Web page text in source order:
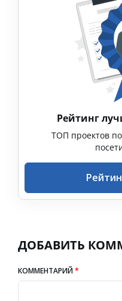
Рейтинг
ТОП проектов
ДОБАВИТЬ
КОММЕНТАРИЙ*